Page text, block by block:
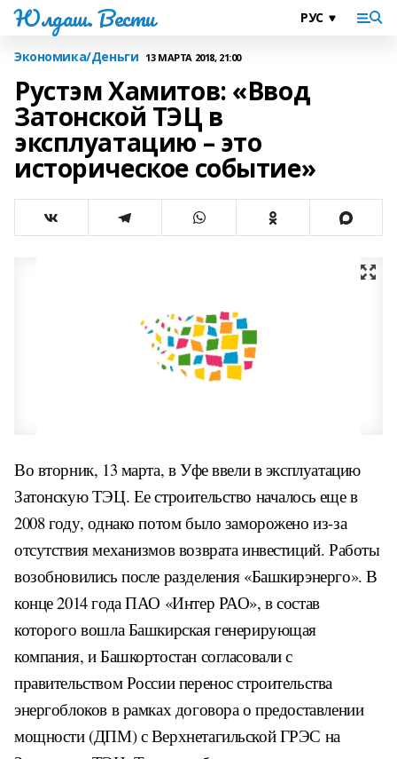
Юлдаш. Вести
Экономика/Деньги 13 МАРТА 2018, 21:00
Рустэм Хамитов: «Ввод
Затонской ТЭЦ в
эксплуатацию – это
историческое событие»
Во вторник, 13 марта, в Уфе ввели в эксплуатацию
Затонскую ТЭЦ. Ее строительство началось еще в
2008 году, однако потом было заморожено из-за
отсутствия механизмов возврата инвестиций. Работы
возобновились после разделения «Башкирэнерго». В
конце 2014 года ПАО «Интер РАО», в состав
которого вошла Башкирская генерирующая
компания, и Башкортостан согласовали с
правительством России перенос строительства
энергоблоков в рамках договора о предоставлении
мощности (ДПМ) с Верхнетагильской ГРЭС на